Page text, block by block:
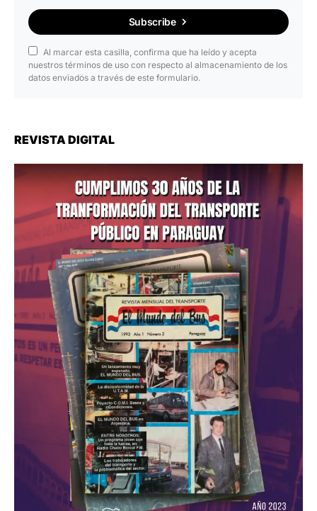
Subscribe
Al marcar esta casilla, confirma que ha leído y acepta
nuestros términos de uso con respecto al almacenamiento de los
datos enviados a través de este formulario.
REVISTA DIGITAL